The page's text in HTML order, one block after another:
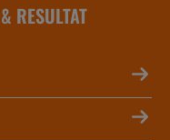
RESULTAT